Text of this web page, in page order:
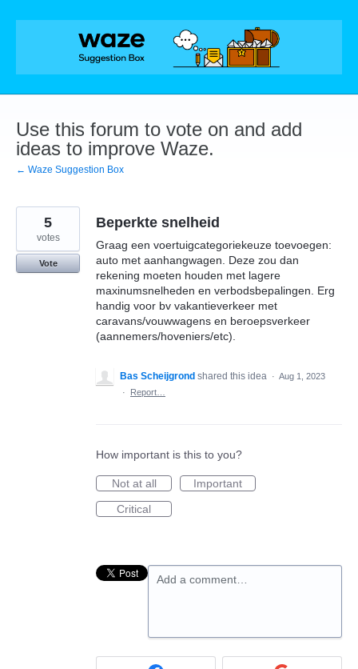
Skip
Use this forum to vote on and add
ideas to improve Waze.
← Waze Suggestion Box
Beperkte snelheid
Graag een voertuigcategoriekeuze toevoegen:
auto met aanhangwagen. Deze zou dan
rekening moeten houden met lagere
maxinumsnelheden en verbodsbepalingen. Erg
handig voor bv vakantieverkeer met
caravans/vouwwagens en beroepsverkeer
(aannemers/hoveniers/etc).
5
votes
Vote
Bas Scheijgrond shared this idea · Aug 1, 2023
·
Report…
How important is this to you?
Not at all
Important
Critical
Add a comment…